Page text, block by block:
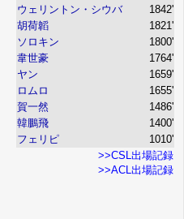
ウェリントン・シウバ
1842'
胡荷韜
1821'
ソロキン
1800'
韋世豪
1764'
ヤン
1659'
ロムロ
1655'
賀一然
1486'
韓鵬飛
1400'
フェリピ
1010'
>>CSL出場記録
>>ACL出場記録